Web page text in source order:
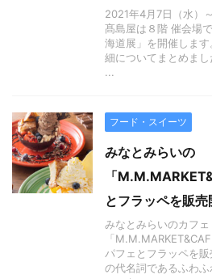
2021年4月7日（水）
髙島屋は８階 催会場
海道展」を開催しま
細についてまとめま
...
フード・スイーツ
みなとみらいの
「
とフラッペを販売
みなとみらいのカフ
「
パフェとフラッペを
の代名詞であるふわ